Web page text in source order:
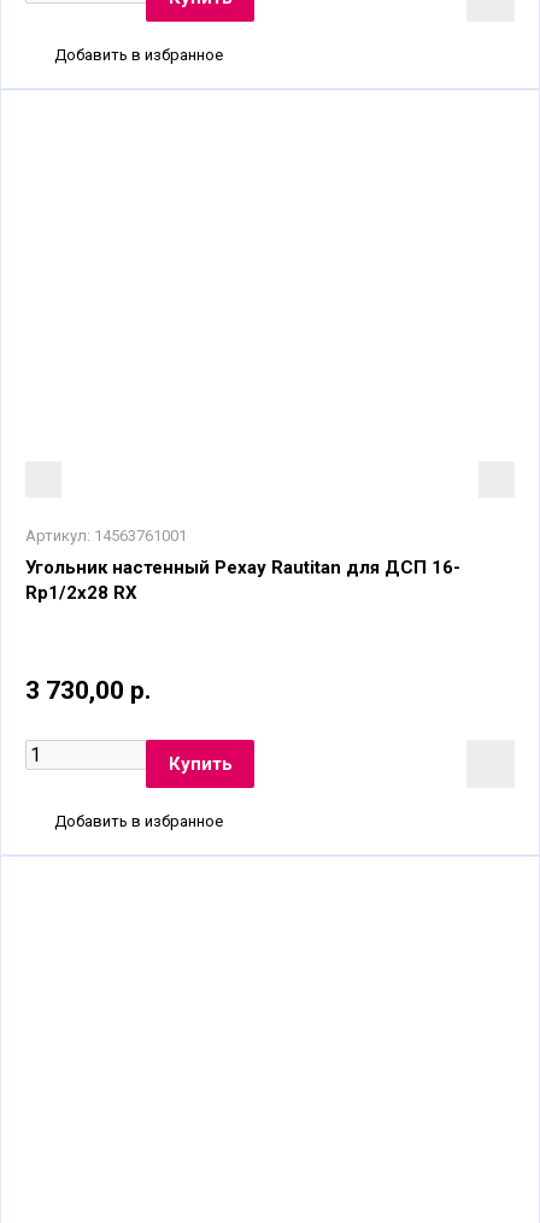
Добавить в избранное
Артикул: 14563761001
Угольник настенный Рехау Rautitan для ДСП 16-
Rp1/2x28 RX
3 730,00 р.
Добавить в избранное